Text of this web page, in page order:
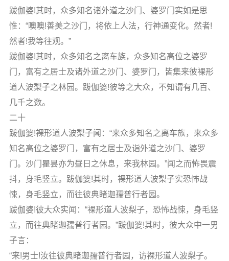
跋伽婆!其时，众多知名诸外道之沙门、婆罗门实如是思
惟：“噢噢!善美之沙门，将依上人法，行神通变化。然者!
然者!我等往观。”
跋伽婆!其时，众多知名之离车族，众多知名高位之婆罗
门，富有之居士及诸外道之沙门、婆罗门，皆集来彼裸形
道人波梨子之林园。跋伽婆!彼等之大众，不知谓有几百、
几千之数。
二十
跋伽婆!裸形道人波梨子闻：“来众多知名之离车族，来众多
知名高位之婆罗门，富有之居士及诣外道之沙门、婆罗
门。沙门瞿昙亦为昼日之休息，来我林园。”闻之而怖畏震
抖，身毛竖立。跋伽婆!其时，裸形道人波梨子实恐怖战
悚，身毛竖立，而往彼典睹迦孺普行者园。
跋伽婆!彼大众实闻：“裸形道人波梨子，恐怖战悚，身毛竖
立，而往典睹迦孺普行者园。”跋伽婆!其时，彼大众中一男
子言：
“来!男士!汝往彼典睹迦孺普行者园，访裸形道人波梨子。